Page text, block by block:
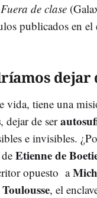
Fuera de clase
publicados en el
dejar
vida, tiene una
, dejar de ser
e invisibles.
Etienne de
opuesto a
Toulousse, el